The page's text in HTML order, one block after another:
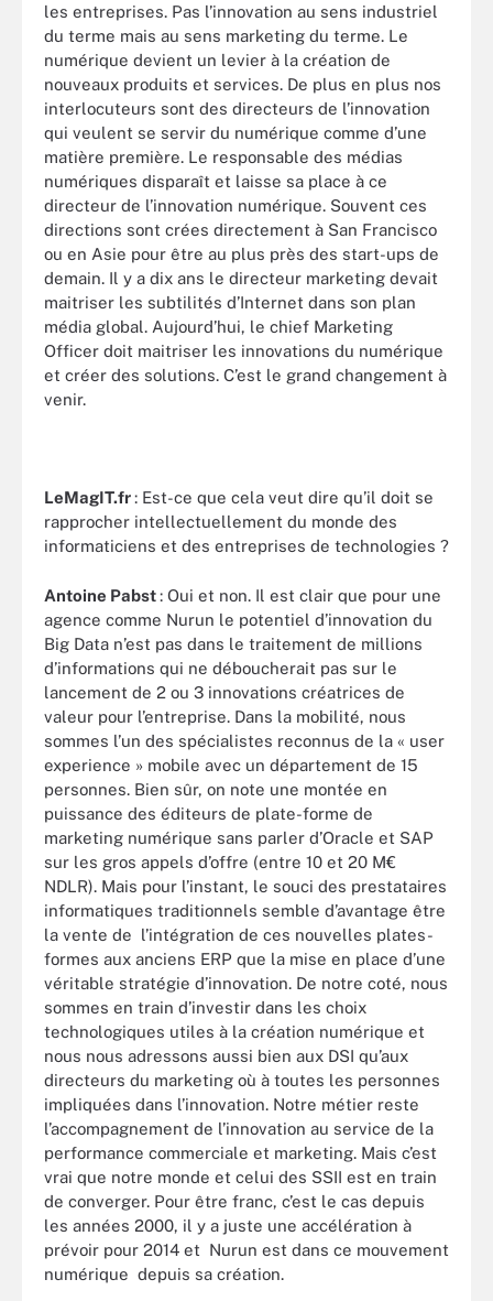
les entreprises. Pas l’innovation au sens industriel
du terme mais au sens marketing du terme. Le
numérique devient un levier à la création de
nouveaux produits et services. De plus en plus nos
interlocuteurs sont des directeurs de l’innovation
qui veulent se servir du numérique comme d’une
matière première. Le responsable des médias
numériques disparaît et laisse sa place à ce
directeur de l’innovation numérique. Souvent ces
directions sont crées directement à San Francisco
ou en Asie pour être au plus près des start-ups de
demain. Il y a dix ans le directeur marketing devait
maitriser les subtilités d’Internet dans son plan
média global. Aujourd’hui, le chief Marketing
Officer doit maitriser les innovations du numérique
et créer des solutions. C’est le grand changement à
venir.
LeMagIT.fr: Est-ce que cela veut dire qu’il doit se
rapprocher intellectuellement du monde des
informaticiens et des entreprises de technologies ?
Antoine Pabst: Oui et non. Il est clair que pour une
agence comme Nurun le potentiel d’innovation du
Big Data n’est pas dans le traitement de millions
d’informations qui ne déboucherait pas sur le
lancement de 2 ou 3 innovations créatrices de
valeur pour l’entreprise. Dans la mobilité, nous
sommes l’un des spécialistes reconnus de la « user
experience » mobile avec un département de 15
personnes. Bien sûr, on note une montée en
puissance des éditeurs de plate-forme de
marketing numérique sans parler d’Oracle et SAP
sur les gros appels d’offre (entre 10 et 20 M€
NDLR). Mais pour l’instant, le souci des prestataires
informatiques traditionnels semble d’avantage être
la vente de l’intégration de ces nouvelles plates-
formes aux anciens ERP que la mise en place d’une
véritable stratégie d’innovation. De notre coté, nous
sommes en train d’investir dans les choix
technologiques utiles à la création numérique et
nous nous adressons aussi bien aux DSI qu’aux
directeurs du marketing où à toutes les personnes
impliquées dans l’innovation. Notre métier reste
l’accompagnement de l’innovation au service de la
performance commerciale et marketing. Mais c’est
vrai que notre monde et celui des SSII est en train
de converger. Pour être franc, c’est le cas depuis
les années 2000, il y a juste une accélération à
prévoir pour 2014 et Nurun est dans ce mouvement
numérique depuis sa création.